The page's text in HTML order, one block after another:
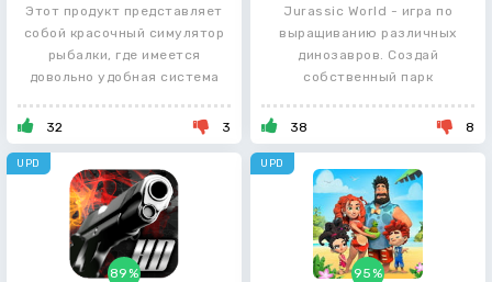
Этот продукт представляет
собой красочный симулятор
рыбалки, где имеется
довольно удобная система
32 3
Jurassic World - игра по
выращиванию различных
динозавров. Создай
собственный парк
38
8
89%
UPD
95%
UPD